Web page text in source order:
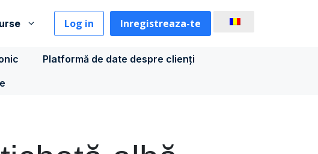
Log in Inregistreaza-te
Platformă de date despre clienți